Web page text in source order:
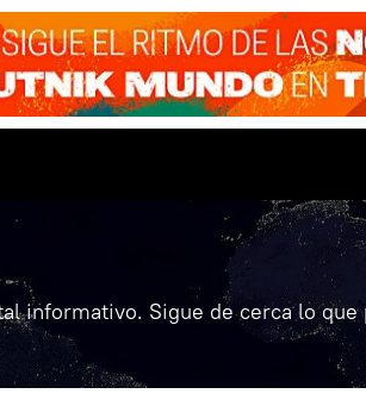
informativo. Sigue de cerca lo que